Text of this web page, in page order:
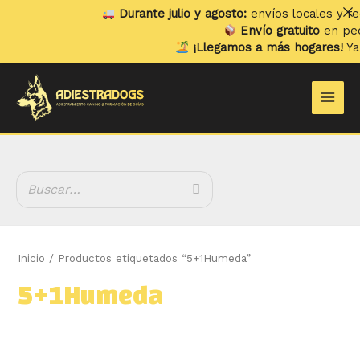
Inicio / Productos etiquetados “5+1Humeda”
5+1Humeda
Durante julio y agosto:envíos locales y
Envío gratuitoen
¡Llegamos a más hogares!Ya